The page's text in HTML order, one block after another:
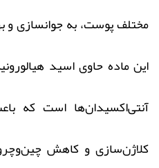
مختلف پوست، به جوانسازی
این ماده حاوی اسید
آنتی‌اکسیدان‌ها است که
کلاژن‌سازی و کاهش